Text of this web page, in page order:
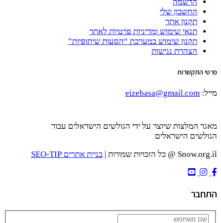
ומדיניות פרטיות לאתר
במערכת “הסעות שיתופיות”
על ידי הגולשים הישראלים עבור
בניית אתרים SEO-TIP